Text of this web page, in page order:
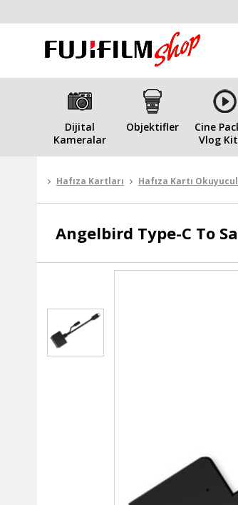
Dijital
Kameralar
Objektifler
Cine
Vlog
Hafıza Kartları Hafıza Kartı
Angelbird Type-C To